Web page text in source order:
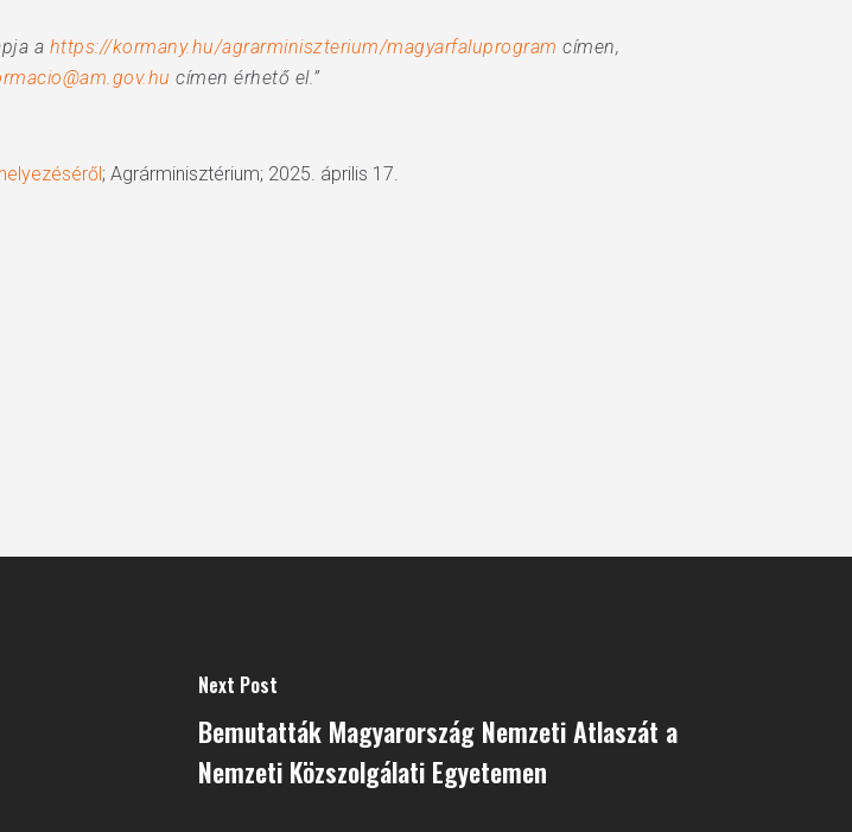
a https://kormany.hu/agrarminiszterium/magyarfaluprogram címen,
címen érhető el.”
; Agrárminisztérium; 2025. április 17.
Next Post
Bemutatták Magyarország Nemzeti Atlaszát a
Nemzeti Közszolgálati Egyetemen